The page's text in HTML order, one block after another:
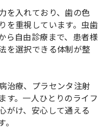
を入れており、歯の色
を重視しています。虫歯
ら自由診療まで、患者様
を選択できる体制が整
治療、プラセンタ注射
す。一人ひとりのライフ
がけ、安心して通える